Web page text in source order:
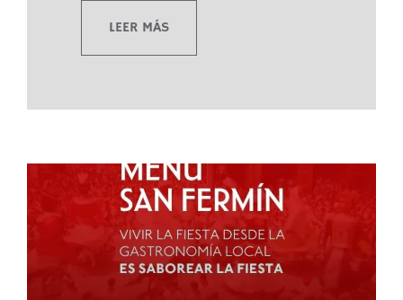
LEER MÁS